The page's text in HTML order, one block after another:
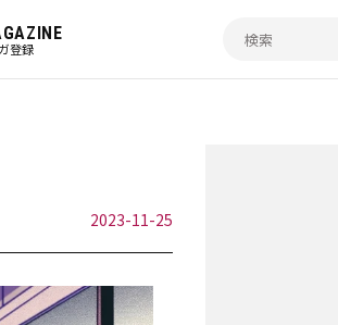
登録
2023-11-25